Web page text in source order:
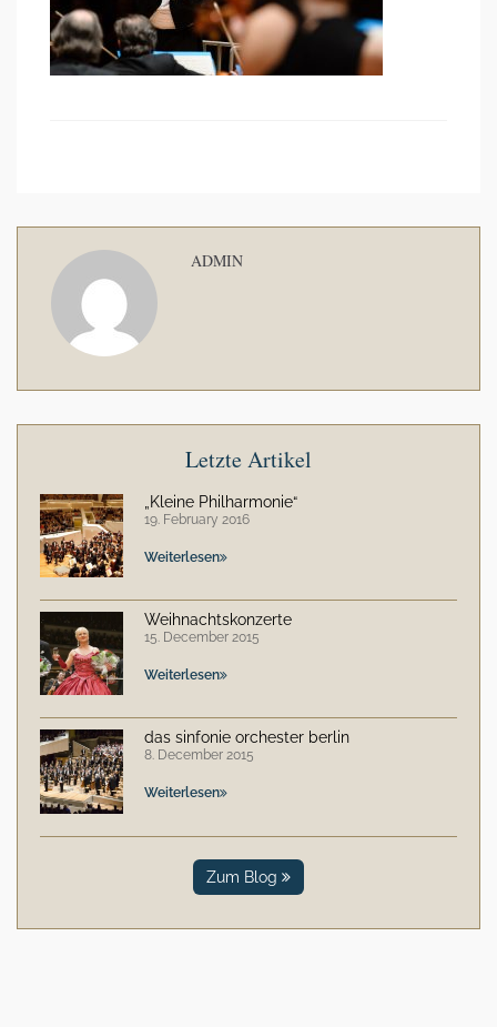
ADMIN
Letzte Artikel
„Kleine Philharmonie“
19. February 2016
Weiterlesen
Weihnachtskonzerte
15. December 2015
Weiterlesen
das sinfonie orchester berlin
8. December 2015
Weiterlesen
Zum Blog